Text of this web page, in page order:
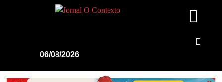
06/08/2026